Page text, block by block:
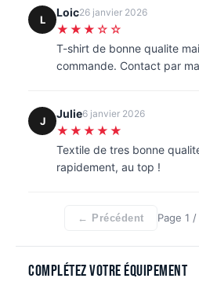
L
Loic26 janvier 2026
★★★☆☆
T-shirt de bonne qualite
commande. Contact par
J
Julie6 janvier 2026
★★★★★
Textile de tres bonne
rapidement, au top !
← Précédent Page1 /
Complétez votre équipement